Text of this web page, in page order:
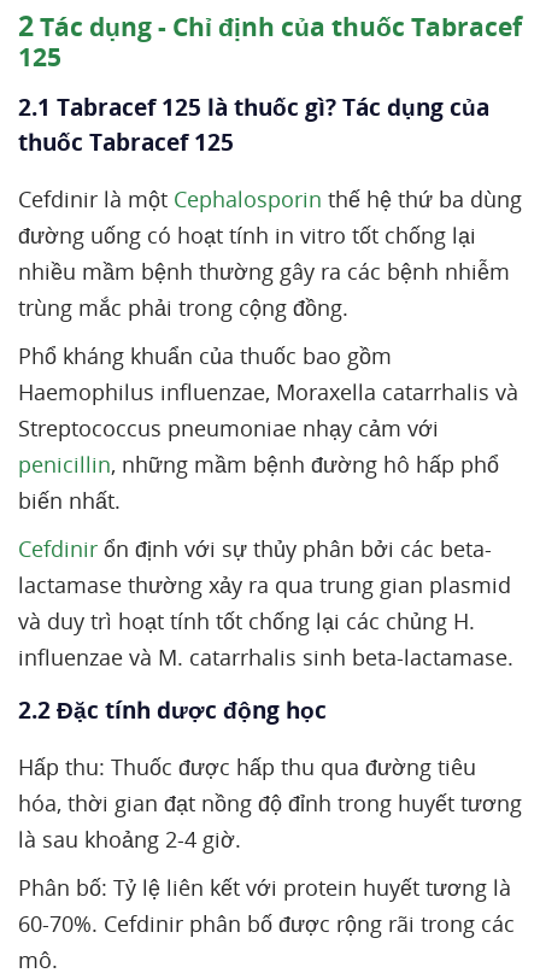
2Tác dụng - Chỉ định của thuốc Tabracef
125
2.1 Tabracef 125 là thuốc gì? Tác dụng của
thuốc Tabracef 125
Cefdinir là một Cephalosporin thế hệ thứ ba dùng
đường uống có hoạt tính in vitro tốt chống lại
nhiều mầm bệnh thường gây ra các bệnh nhiễm
trùng mắc phải trong cộng đồng.
Phổ kháng khuẩn của thuốc bao gồm
Haemophilus influenzae, Moraxella catarrhalis và
Streptococcus pneumoniae nhạy cảm với
penicillin, những mầm bệnh đường hô hấp phổ
biến nhất.
Cefdinir ổn định với sự thủy phân bởi các beta-
lactamase thường xảy ra qua trung gian plasmid
và duy trì hoạt tính tốt chống lại các chủng H.
influenzae và M. catarrhalis sinh beta-lactamase.
2.2 Đặc tính dược động học
Hấp thu: Thuốc được hấp thu qua đường tiêu
hóa, thời gian đạt nồng độ đỉnh trong huyết tương
là sau khoảng 2-4 giờ.
Phân bố: Tỷ lệ liên kết với protein huyết tương là
60-70%. Cefdinir phân bố được rộng rãi trong các
mô.